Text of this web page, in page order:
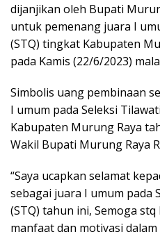
dijanjikan oleh Bupati
untuk pemenang juara I
(STQ) tingkat Kabupaten
pada Kamis (22/6/2023)
Simbolis uang pembinaan
I umum pada Seleksi
Kabupaten Murung Raya
Wakil Bupati Murung Raya
“Saya ucapkan selamat
sebagai juara I umum pada
(STQ) tahun ini, Semoga
manfaat dan motivasi